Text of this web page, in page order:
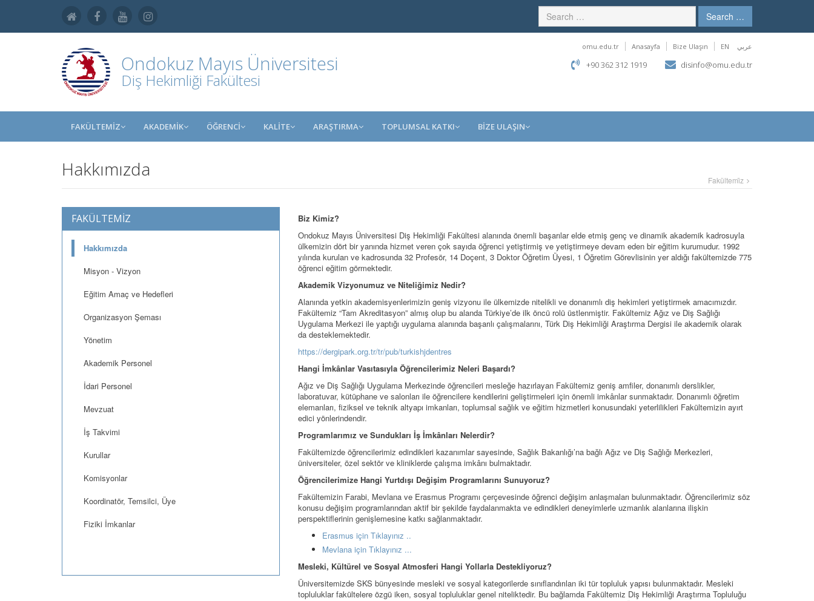
Search …
Ondokuz Mayıs Üniversitesi
Diş Hekimliği Fakültesi
omu.edu.tr Anasayfa Bize Ulaşın EN عربي
+90 362 312 1919 disinfo@omu.edu.tr
FAKÜLTEMİZ AKADEMİK ÖĞRENCİ KALİTE ARAŞTIRMA TOPLUMSAL KATKI BİZE ULAŞIN
Hakkımızda Fakültemi̇z
FAKÜLTEMİZ
Hakkımızda
Misyon - Vizyon
Eğitim Amaç ve Hedefleri
Organizasyon Şeması
Yönetim
Akademik Personel
İdari Personel
Mevzuat
İş Takvimi
Kurullar
Komisyonlar
Koordinatör, Temsilci, Üye
Fiziki İmkanlar
Biz Kimiz?
Ondokuz Mayıs Üniversitesi Diş Hekimliği Fakültesi alanında önemli başarılar elde etmiş genç ve dinamik akademik kadrosuyla
ülkemizin dört bir yanında hizmet veren çok sayıda öğrenci yetiştirmiş ve yetiştirmeye devam eden bir eğitim kurumudur. 1992
yılında kurulan ve kadrosunda 32 Profesör, 14 Doçent, 3 Doktor Öğretim Üyesi, 1 Öğretim Görevlisinin yer aldığı fakültemizde 775
öğrenci eğitim görmektedir.
Akademik Vizyonumuz ve Niteliğimiz Nedir?
Alanında yetkin akademisyenlerimizin geniş vizyonu ile ülkemizde nitelikli ve donanımlı diş hekimleri yetiştirmek amacımızdır.
Fakültemiz “Tam Akreditasyon” almış olup bu alanda Türkiye’de ilk öncü rolü üstlenmiştir. Fakültemiz Ağız ve Diş Sağlığı
Uygulama Merkezi ile yaptığı uygulama alanında başarılı çalışmalarını, Türk Diş Hekimliği Araştırma Dergisi ile akademik olarak
da desteklemektedir.
https://dergipark.org.tr/tr/pub/turkishjdentres
Hangi İmkânlar Vasıtasıyla Öğrencilerimiz Neleri Başardı?
Ağız ve Diş Sağlığı Uygulama Merkezinde öğrencileri mesleğe hazırlayan Fakültemiz geniş amfiler, donanımlı derslikler,
laboratuvar, kütüphane ve salonları ile öğrencilere kendilerini geliştirmeleri için önemli imkânlar sunmaktadır. Donanımlı öğretim
elemanları, fiziksel ve teknik altyapı imkanları, toplumsal sağlık ve eğitim hizmetleri konusundaki yeterlilikleri Fakültemizin ayırt
edici yönlerindendir.
Programlarımız ve Sundukları İş İmkânları Nelerdir?
Fakültemizde öğrencilerimiz edindikleri kazanımlar sayesinde, Sağlık Bakanlığı’na bağlı Ağız ve Diş Sağlığı Merkezleri,
üniversiteler, özel sektör ve kliniklerde çalışma imkânı bulmaktadır.
Öğrencilerimize Hangi Yurtdışı Değişim Programlarını Sunuyoruz?
Fakültemizin Farabi, Mevlana ve Erasmus Programı çerçevesinde öğrenci değişim anlaşmaları bulunmaktadır. Öğrencilerimiz söz
konusu değişim programlarından aktif bir şekilde faydalanmakta ve edindikleri deneyimlerle uzmanlık alanlarına ilişkin
perspektiflerinin genişlemesine katkı sağlanmaktadır.
Erasmus için Tıklayınız ..
Mevlana için Tıklayınız ...
Mesleki, Kültürel ve Sosyal Atmosferi Hangi Yollarla Destekliyoruz?
Üniversitemizde SKS bünyesinde mesleki ve sosyal kategorilerde sınıflandırılan iki tür topluluk yapısı bulunmaktadır. Mesleki
topluluklar fakültelere özgü iken, sosyal topluluklar genel niteliktedir. Bu bağlamda Fakültemiz Diş Hekimliği Araştırma Topluluğu